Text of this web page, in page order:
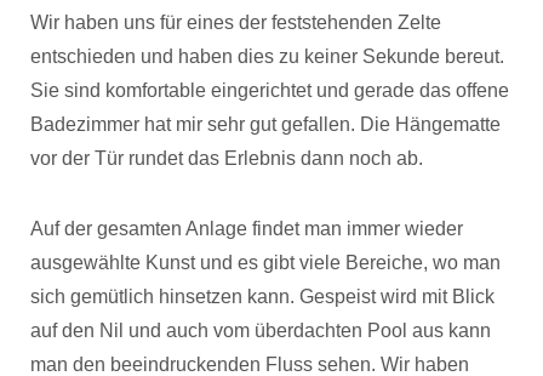
Wir haben uns für eines der feststehenden Zelte
entschieden und haben dies zu keiner Sekunde bereut.
Sie sind komfortable eingerichtet und gerade das offene
Badezimmer hat mir sehr gut gefallen. Die Hängematte
vor der Tür rundet das Erlebnis dann noch ab.
Auf der gesamten Anlage findet man immer wieder
ausgewählte Kunst und es gibt viele Bereiche, wo man
sich gemütlich hinsetzen kann. Gespeist wird mit Blick
auf den Nil und auch vom überdachten Pool aus kann
man den beeindruckenden Fluss sehen. Wir haben